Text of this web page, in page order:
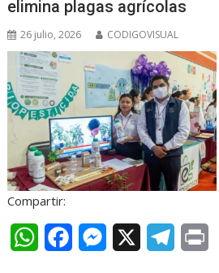
p
k
e
m
elimina plagas agrícolas
26 julio, 2026 CODIGOVISUAL
Compartir:
W
M